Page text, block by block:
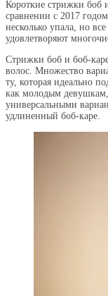
Короткие стрижки
сравнении с 2017
несколько упала, но
удовлетворяют
Стрижки боб и боб-
волос. Множество
ту, которая идеально
как молодым
универсальными
удлиненный боб-каре.